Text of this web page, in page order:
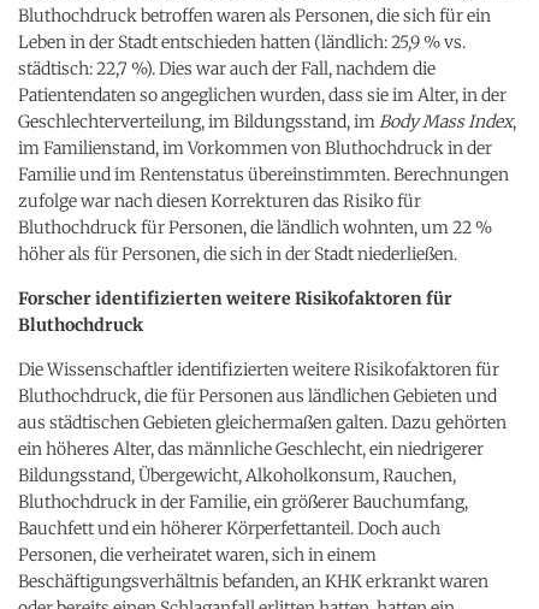
Bluthochdruck betroffen waren als Personen, die sich für ein
Leben in der Stadt entschieden hatten (ländlich: 25,9 % vs.
städtisch: 22,7 %). Dies war auch der Fall, nachdem die
Patientendaten so angeglichen wurden, dass sie im Alter, in der
Geschlechterverteilung, im Bildungsstand, imBody Mass Index,
im Familienstand, im Vorkommen von Bluthochdruck in der
Familie und im Rentenstatus übereinstimmten. Berechnungen
zufolge war nach diesen Korrekturen das Risiko für
Bluthochdruck für Personen, die ländlich wohnten, um 22 %
höher als für Personen, die sich in der Stadt niederließen.
Forscher identifizierten weitere Risikofaktoren für
Bluthochdruck
Die Wissenschaftler identifizierten weitere Risikofaktoren für
Bluthochdruck, die für Personen aus ländlichen Gebieten und
aus städtischen Gebieten gleichermaßen galten. Dazu gehörten
ein höheres Alter, das männliche Geschlecht, ein niedrigerer
Bildungsstand, Übergewicht, Alkoholkonsum, Rauchen,
Bluthochdruck in der Familie, ein größerer Bauchumfang,
Bauchfett und ein höherer Körperfettanteil. Doch auch
Personen, die verheiratet waren, sich in einem
Beschäftigungsverhältnis befanden, an KHK erkrankt waren